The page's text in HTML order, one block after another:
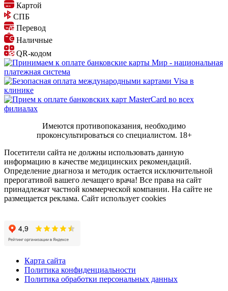
Картой
СПБ
Перевод
Наличные
QR-кодом
Имеются противопоказания, необходимо
проконсультироваться со специалистом. 18+
Посетители сайта не должны использовать данную
информацию в качестве медицинских рекомендаций.
Определение диагноза и методик остается исключительной
прерогативой вашего лечащего врача! Все права на сайт
принадлежат частной коммерческой компании. На сайте не
размещается реклама. Сайт использует cookies
Карта сайта
Политика конфиденциальности
Политика обработки персональных данных